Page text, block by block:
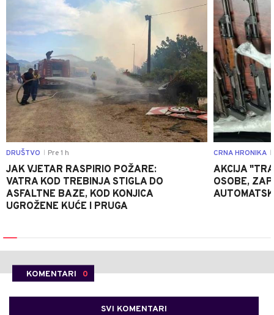
DRUŠTVO Pre 1 h
JAK VJETAR RASPIRIO POŽARE:
VATRA KOD TREBINJA STIGLA DO
ASFALTNE BAZE, KOD KONJICA
UGROŽENE KUĆE I PRUGA
CRNA HRONIKA
AKCIJA
OSOBE,
KOMENTARI 0
SVI KOMENTARI